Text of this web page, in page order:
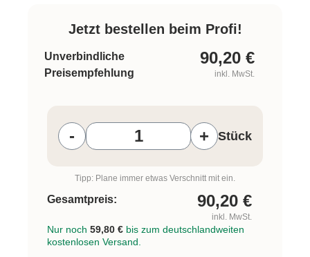
Jetzt bestellen beim Profi!
Unverbindliche
Preisempfehlung
90,20 €
inkl. MwSt.
- + Stück
Tipp: Plane immer etwas Verschnitt mit ein.
Gesamtpreis: 90,20 €
inkl. MwSt.
Nur noch 59,80 € bis zum deutschlandweiten
kostenlosen Versand.